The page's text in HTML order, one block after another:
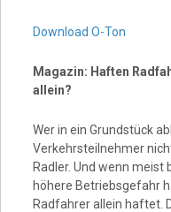
Download O-Ton
Magazin: Haften
allein?
Wer in ein Grundstück
Verkehrsteilnehmer
Radler. Und wenn meist
höhere Betriebsgefahr
Radfahrer allein haftet.